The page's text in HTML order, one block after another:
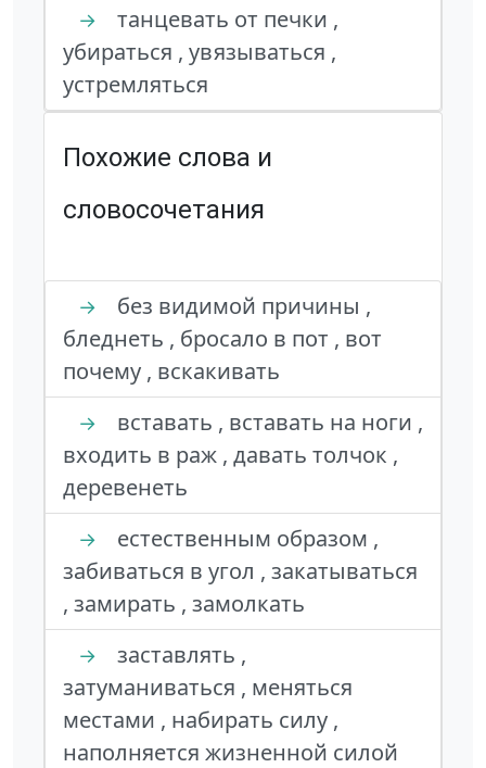
→
танцевать от печки ,
убираться , увязываться ,
устремляться
Похожие слова и
словосочетания
→
без видимой причины ,
бледнеть , бросало в пот , вот
почему , вскакивать
→
вставать , вставать на ноги ,
входить в раж , давать толчок ,
деревенеть
→
естественным образом ,
забиваться в угол , закатываться
, замирать , замолкать
→
заставлять ,
затуманиваться , меняться
местами , набирать силу ,
наполняется жизненной силой